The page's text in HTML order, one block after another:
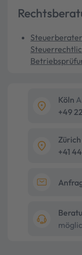
Köln
+49
Zürich
+41